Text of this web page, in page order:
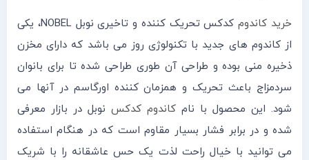
خرید کاندوم
کدکس تحریک کننده و تاخیری نوبل NOBEL، یکی
از کاندوم های جدید با تکنولوژی روز می باشد که دارای مخزن
ذخیره منی بوده و طراحی آن طوری طراحی شده تا برای بانوان
سردمزاج باعث تحریک و همزمان کننده اورگاسم در آنها می
شود. این محصول با نام کاندوم کدکس نوبل در بازار معرفی
شده و در برابر فشار بسیار مقاوم است که در هنگام استفاده
می توانید با خیال راحت لذت یک حس عاشقانه را با شریک